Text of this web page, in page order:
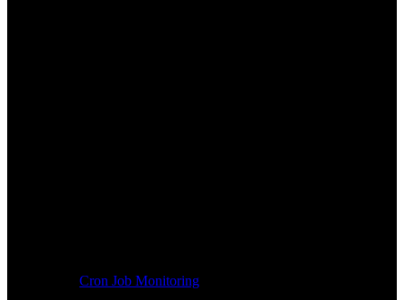
Cron Job Monitoring